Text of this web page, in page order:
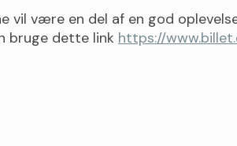
vil være en del af en god
bruge dette link https://